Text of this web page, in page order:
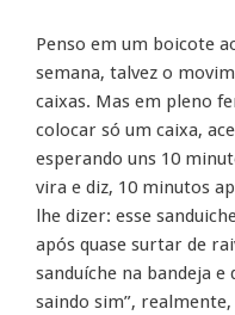
Penso em um boicote
semana, talvez o
caixas. Mas em pleno
colocar só um caixa,
esperando uns 10
vira e diz, 10 minutos
lhe dizer: esse
após quase surtar de
sanduíche na bandeja
saindo sim”,